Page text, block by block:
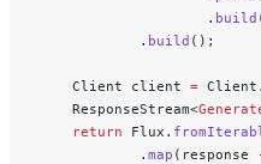
                    .
build
            .
build ();
    Client client
= Client.
    ResponseStream<
    return
Flux.
            .
map (response